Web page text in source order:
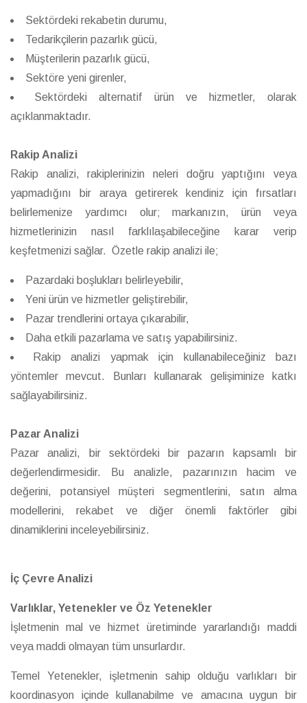
Sektördeki rekabetin durumu,
Tedarikçilerin pazarlık gücü,
Müşterilerin pazarlık gücü,
Sektöre yeni girenler,
Sektördeki alternatif ürün ve hizmetler, olarak
açıklanmaktadır.
Rakip Analizi
Rakip analizi, rakiplerinizin neleri doğru yaptığını veya
yapmadığını bir araya getirerek kendiniz için fırsatları
belirlemenize yardımcı olur; markanızın, ürün veya
hizmetlerinizin nasıl farklılaşabileceğine karar verip
keşfetmenizi sağlar. Özetle rakip analizi ile;
Pazardaki boşlukları belirleyebilir,
Yeni ürün ve hizmetler geliştirebilir,
Pazar trendlerini ortaya çıkarabilir,
Daha etkili pazarlama ve satış yapabilirsiniz.
Rakip analizi yapmak için kullanabileceğiniz bazı
yöntemler mevcut. Bunları kullanarak gelişiminize katkı
sağlayabilirsiniz.
Pazar Analizi
Pazar analizi, bir sektördeki bir pazarın kapsamlı bir
değerlendirmesidir. Bu analizle, pazarınızın hacim ve
değerini, potansiyel müşteri segmentlerini, satın alma
modellerini, rekabet ve diğer önemli faktörler gibi
dinamiklerini inceleyebilirsiniz.
İç Çevre Analizi
Varlıklar, Yetenekler ve Öz Yetenekler
İşletmenin mal ve hizmet üretiminde yararlandığı maddi
veya maddi olmayan tüm unsurlardır.
Temel Yetenekler, işletmenin sahip olduğu varlıkları bir
koordinasyon içinde kullanabilme ve amacına uygun bir